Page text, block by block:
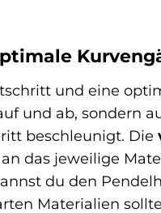
und eine
und ab, sondern
beschleunigt. Die
das jeweilige
du den
Materialien